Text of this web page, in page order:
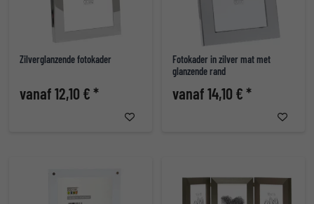
Zilverglanzende fotokader
vanaf 12,10 € *
Fotokader in zilver mat met
glanzende rand
vanaf 14,10 € *